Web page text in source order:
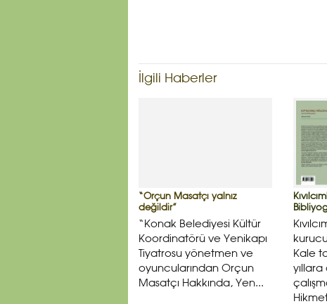
İlgili Haberler
“Orçun Masatçı yalnız
değildir”
“Konak Belediyesi Kültür
Koordinatörü ve Yenikapı
Tiyatrosu yönetmen ve
oyuncularından Orçun
Masatçı Hakkında, Yen...
Kale
Hikmet